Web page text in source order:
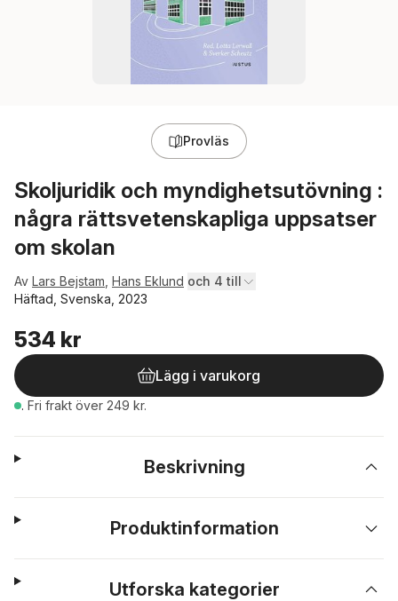
Provläs
Skoljuridik och myndighetsutövning :
några rättsvetenskapliga uppsatser
om skolan
Av Lars Bejstam Hans Eklund och 4 till
Häftad, Svenska, 2023
534 kr
Lägg i varukorg
. Fri frakt över 249 kr.
Beskrivning
Produktinformation
Utforska kategorier